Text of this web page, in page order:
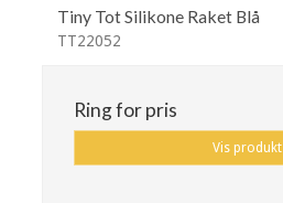
Tiny Tot Silikone Raket Blå
TT22052
Ring for pris
Vis produkt